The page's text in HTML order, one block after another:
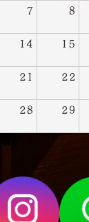
7 8
14 15
21 22
28 29